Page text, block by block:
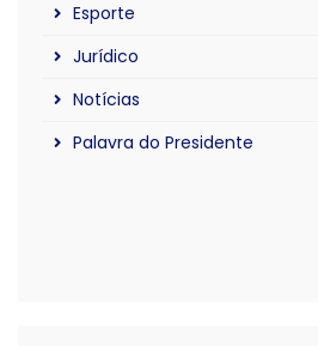
Esporte
Jurídico
Notícias
Palavra do Presidente